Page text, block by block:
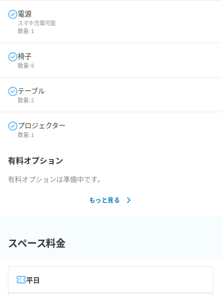
電源
スマホ充電可能
数量: 1
椅子
数量:6
テーブル
数量:2
プロジェクター
数量: 1
有料オプション
有料オプションは準備中です。
もっと見る
スペース料金
平日